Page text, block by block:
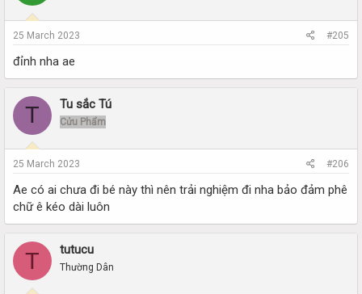
25 March 2023 #205
đỉnh nha ae
T Tu sắc Tú
Cửu Phẩm
25 March 2023 #206
Ae có ai chưa đi bé này thì nên trải nghiệm đi nha bảo đảm phê
chữ ê kéo dài luôn
T tutucu
Thường Dân